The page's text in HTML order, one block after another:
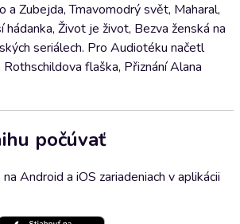
a Zubejda, Tmavomodrý svět, Maharal,
Život je život, Bezva ženská na
seriálech. Pro Audiotéku načetl
flaška, Přiznání Alana
počúvať
Android a iOS zariadeniach v aplikácii